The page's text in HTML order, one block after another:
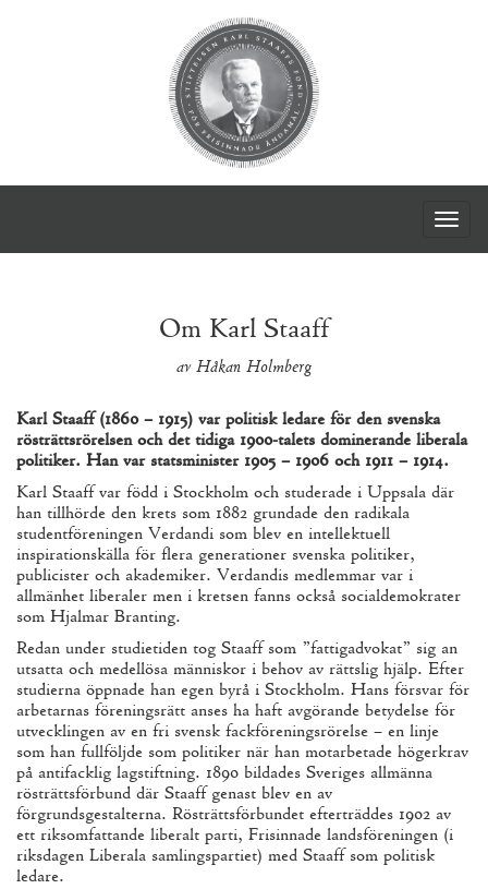
Om Karl Staaff
av Håkan Holmberg
Karl Staaff (1860 – 1915) var politisk ledare för den svenska
rösträttsrörelsen och det tidiga 1900-talets dominerande liberala
politiker. Han var statsminister 1905 – 1906 och 1911 – 1914.
Karl Staaff var född i Stockholm och studerade i Uppsala där
han tillhörde den krets som 1882 grundade den radikala
studentföreningen Verdandi som blev en intellektuell
inspirationskälla för flera generationer svenska politiker,
publicister och akademiker. Verdandis medlemmar var i
allmänhet liberaler men i kretsen fanns också socialdemokrater
som Hjalmar Branting.
Redan under studietiden tog Staaff som ”fattigadvokat” sig an
utsatta och medellösa människor i behov av rättslig hjälp. Efter
studierna öppnade han egen byrå i Stockholm. Hans försvar för
arbetarnas föreningsrätt anses ha haft avgörande betydelse för
utvecklingen av en fri svensk fackföreningsrörelse – en linje
som han fullföljde som politiker när han motarbetade högerkrav
på antifacklig lagstiftning. 1890 bildades Sveriges allmänna
rösträttsförbund där Staaff genast blev en av
förgrundsgestalterna. Rösträttsförbundet efterträddes 1902 av
ett riksomfattande liberalt parti, Frisinnade landsföreningen (i
riksdagen Liberala samlingspartiet) med Staaff som politisk
ledare.